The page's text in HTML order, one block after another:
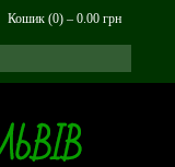
Кошик (0) – 0.00 грн